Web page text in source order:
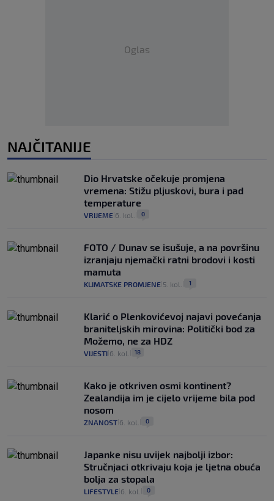
Oglas
NAJČITANIJE
Dio Hrvatske očekuje promjena
vremena: Stižu pljuskovi, bura i pad
temperature
VRIJEME 6. kol. 0
FOTO / Dunav se isušuje, a na površinu
izranjaju njemački ratni brodovi i kosti
mamuta
KLIMATSKE PROMJENE 5. kol. 1
Klarić o Plenkovićevoj najavi povećanja
braniteljskih mirovina: Politički bod za
Možemo, ne za HDZ
VIJESTI 6. kol. 18
Kako je otkriven osmi kontinent?
Zealandija im je cijelo vrijeme bila pod
nosom
ZNANOST 6. kol. 0
Japanke nisu uvijek najbolji izbor:
Stručnjaci otkrivaju koja je ljetna obuća
bolja za stopala
LIFESTYLE 6. kol. 0